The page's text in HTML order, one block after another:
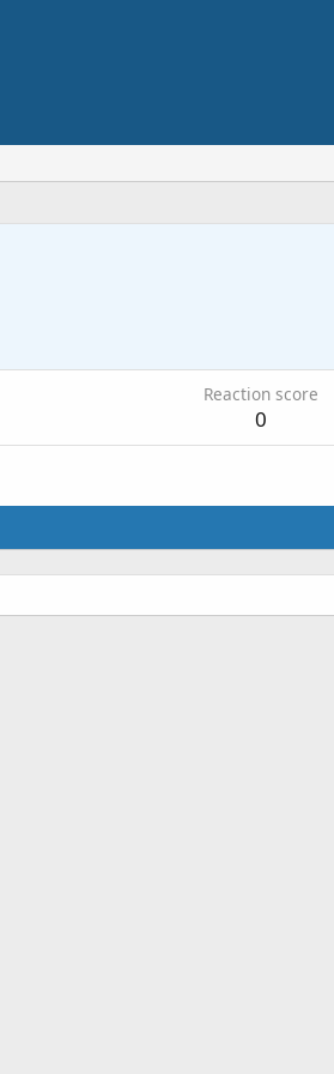
Reaction score
0